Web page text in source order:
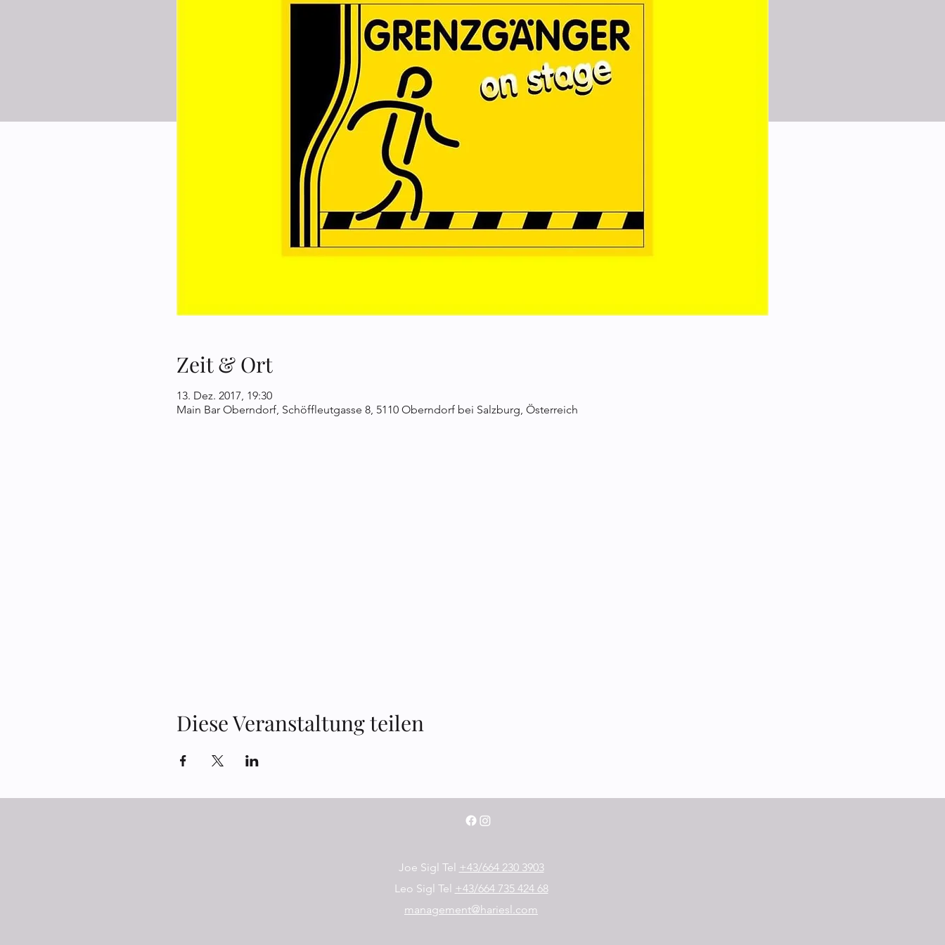
Zeit & Ort
13. Dez. 2017, 19:30
Main Bar Oberndorf, Schöffleutgasse 8, 5110 Oberndorf bei Salzburg, Österreich
Diese Veranstaltung teilen
Joe Sigl Tel +43/664 230 3903
Leo Sigl Tel +43/664 735 424 68
management@hariesl.com